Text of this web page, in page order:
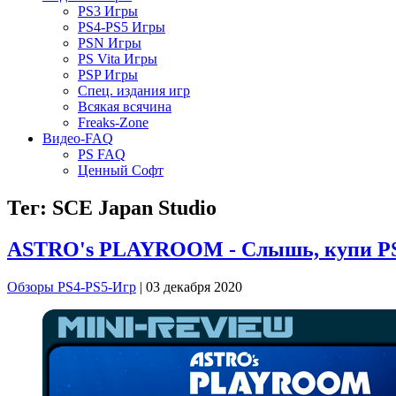
PS3 Игры
PS4-PS5 Игры
PSN Игры
PS Vita Игры
PSP Игры
Спец. издания игр
Всякая всячина
Freaks-Zone
Видео-FAQ
PS FAQ
Ценный Софт
Тег: SCE Japan Studio
ASTRO's PLAYROOM - Слышь, купи
Обзоры PS4-PS5-Игр | 03 декабря 2020